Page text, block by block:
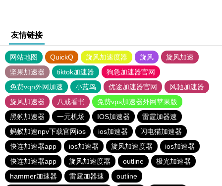
友情链接
网站地图 QuickQ 旋风加速度器 旋风
旋风加速
坚果加速器
tiktok加速器
狗急加速器官网
免费vqn外网加速
小蓝鸟 优途加速器官网
风驰加速器
旋风加速器
八戒看书
免费vps加速器外网苹果版
黑豹加速器
一元机场 IOS加速器
雷霆加器速
蚂蚁加速npv下载官网ios
ios加速器
闪电猫加速器
快连加速器app
ios加速器 旋风加速度器
ios加速器
快连加速器app
旋风加速度器 outline
极光加速器
hammer加速器
雷霆加器速 outline